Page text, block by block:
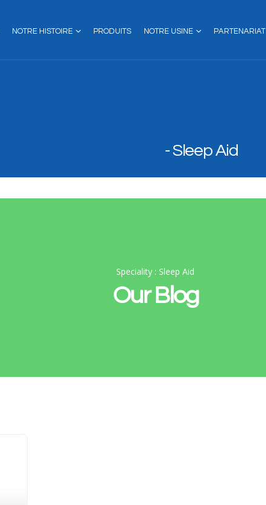
NOTRE HISTOIRE PRODUITS NOTRE USINE PARTENARIAT
Sleep Aid
Speciality : Sleep Aid
Our Blog